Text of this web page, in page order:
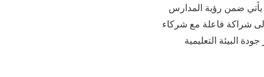
يأتي ضمن رؤية المدارس
شراكة فاعلة مع شركاء
البيئة التعليمية